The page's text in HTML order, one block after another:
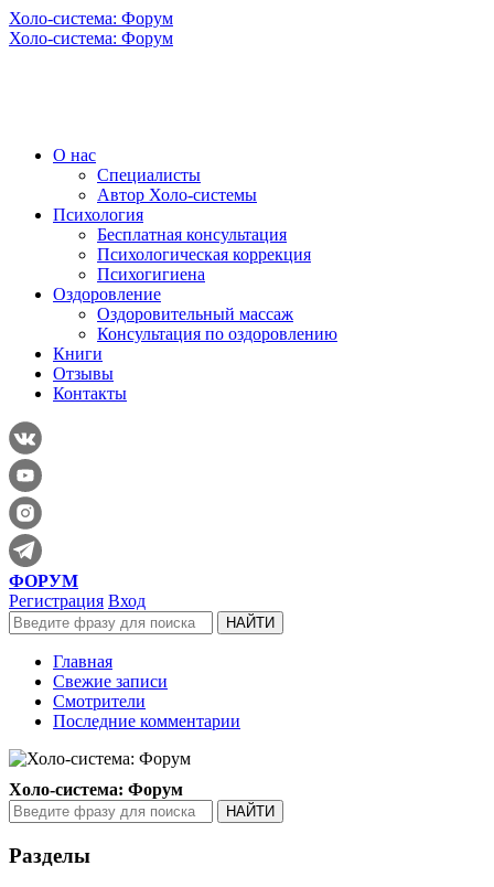
Холо-система: Форум
Холо-система: Форум
О нас
Специалисты
Автор Холо-системы
Психология
Бесплатная консультация
Психологическая коррекция
Психогигиена
Оздоровление
Оздоровительный массаж
Консультация по оздоровлению
Книги
Отзывы
Контакты
ФОРУМ
Регистрация Вход
Главная
Свежие записи
Смотрители
Последние комментарии
Холо-система: Форум
Разделы